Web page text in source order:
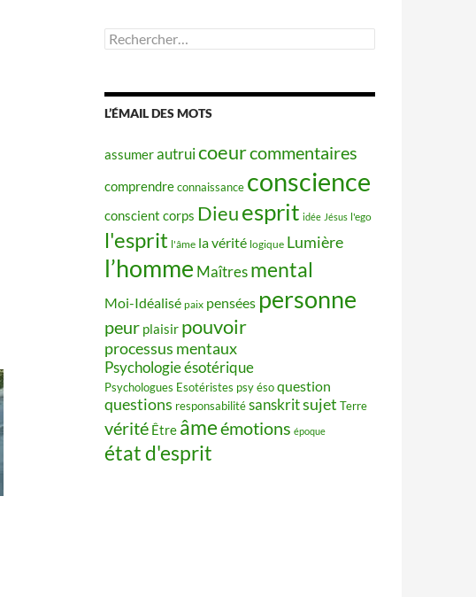
Rechercher :
L’ÉMAIL DES MOTS
assumerautruicoeurcommentaires
comprendreconnaissance conscience
conscient corps Dieuesprit idée Jésus l'ego
l'esprit l'âme la vérité logique Lumière
l’homme Maîtres mental
Moi-Idéalisé paix pensées personne
peur plaisir pouvoir
processus mentaux
Psychologie ésotérique
Psychologues Esotéristes psy ésoquestion
questions responsabilitésanskritsujet Terre
vérité Être âmeémotions époque
état d'esprit